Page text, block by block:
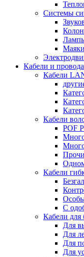
Системы
Маяки
Кабели и провода
Кабели
Кабели
POF
Кабели
С
Кабели для
Для
Для
Для
Для